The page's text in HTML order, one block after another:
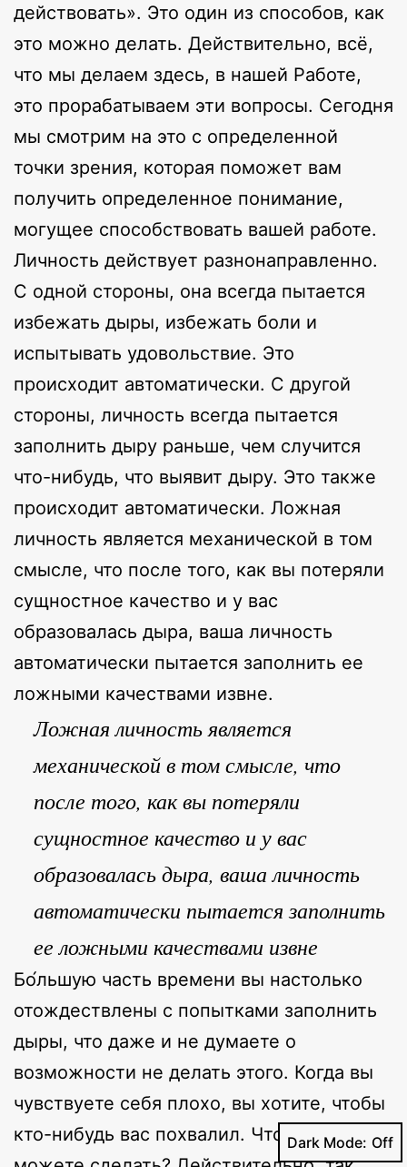
действовать». Это один из способов, как
это можно делать. Действительно, всё,
что мы делаем здесь, в нашей Работе,
это прорабатываем эти вопросы. Сегодня
мы смотрим на это с определенной
точки зрения, которая поможет вам
получить определенное понимание,
могущее способствовать вашей работе.
Личность действует разнонаправленно.
С одной стороны, она всегда пытается
избежать дыры, избежать боли и
испытывать удовольствие. Это
происходит автоматически. С другой
стороны, личность всегда пытается
заполнить дыру раньше, чем случится
что-нибудь, что выявит дыру. Это также
происходит автоматически. Ложная
личность является механической в том
смысле, что после того, как вы потеряли
сущностное качество и у вас
образовалась дыра, ваша личность
автоматически пытается заполнить ее
ложными качествами извне.
Ложная личность является
механической в том смысле, что
после того, как вы потеряли
сущностное качество и у вас
образовалась дыра, ваша личность
автоматически пытается заполнить
ее ложными качествами извне
Бо́льшую часть времени вы настолько
отождествлены с попытками заполнить
дыры, что даже и не думаете о
возможности не делать этого. Когда вы
чувствуете себя плохо, вы хотите, чтобы
кто-нибудь вас похвалил. Что еще вы
Dark Mode: